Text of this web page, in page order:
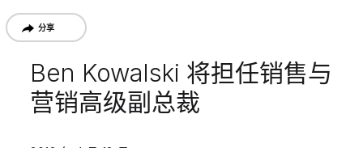
分享
Ben Kowalski 将担任销售与
营销高级副总裁